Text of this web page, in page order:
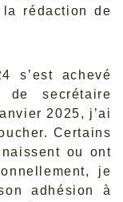
rédaction de
s’est achevé
de secrétaire
2025, j’ai
Certains
ou ont
je
adhésion à